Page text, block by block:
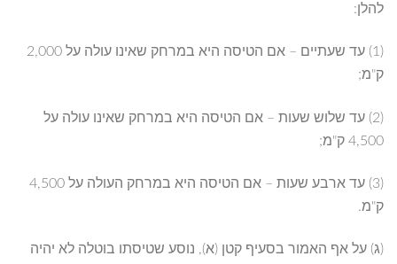
להלן:
(1) עד שעתיים – אם הטיסה היא במרחק שאינו עולה על 2,000
ק"מ;
(2) עד שלוש שעות – אם הטיסה היא במרחק שאינו עולה על
4,500 ק"מ;
(3) עד ארבע שעות – אם הטיסה היא במרחק העולה על 4,500
ק"מ.
(ג) על אף האמור בסעיף קטן (א), נוסע שטיסתו בוטלה לא יהיה